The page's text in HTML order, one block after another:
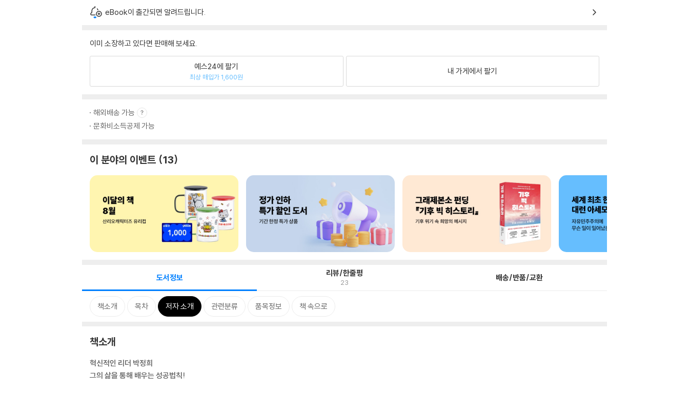
eBook이 출간되면 알려드립니다.
이미 소장하고 있다면 판매해 보세요.
예스24에 팔기
최상 매입가 1,600원
내 가게에서 팔기
해외배송 가능
문화비소득공제 가능
이 분야의 이벤트 13
도서정보 리뷰/한줄평
23 배송/반품/교환
책소개 목차 저자 소개 관련분류 품목정보 책 속으로
책소개
혁신적인 리더 박정희
그의 삶을 통해 배우는 성공법칙!